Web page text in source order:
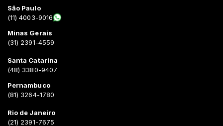
São Paulo
(11) 4003-9016
Minas Gerais
(31) 2391-4559
Santa Catarina
(48) 3380-9407
Pernambuco
(81) 3264-1780
Rio de Janeiro
(21) 2391-7675